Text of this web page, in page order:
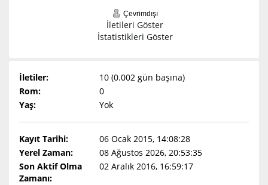
Çevrimdışı
İletileri Göster
İstatistikleri Göster
İletiler:
10 (0.002 gün başına)
Rom:
0
Yaş:
Yok
Kayıt Tarihi:
06 Ocak 2015, 14:08:28
Yerel Zaman:
08 Ağustos 2026, 20:53:35
Son Aktif Olma
Zamanı:
02 Aralık 2016, 16:59:17